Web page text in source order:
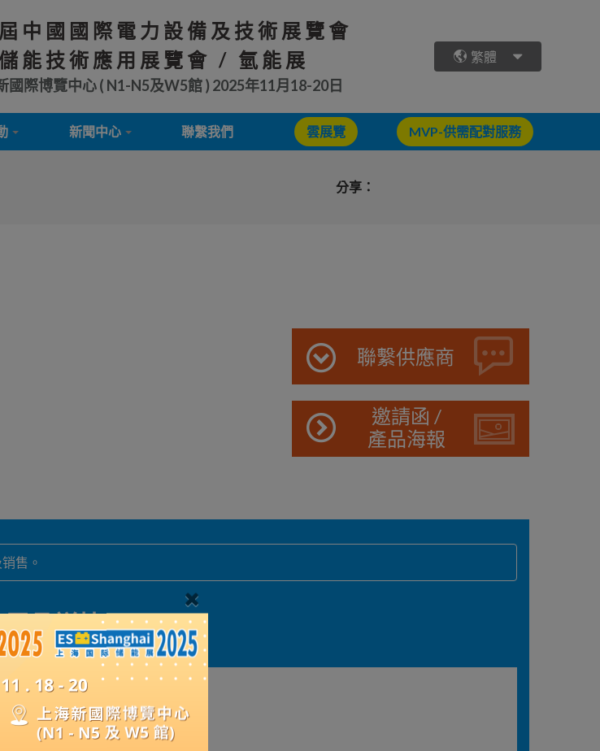
中國國際電力設備及技術展覽會
能技術應用展覽會 / 氫能展
國際博覽中心 ( N1-N5及W5館 ) 2025年11月18-20日
繁體
新聞中心 聯繫我們 雲展覽 MVP-供需配對服務
分享：
聯繫供應商
邀請函 /
產品海報
售。
展品詳情